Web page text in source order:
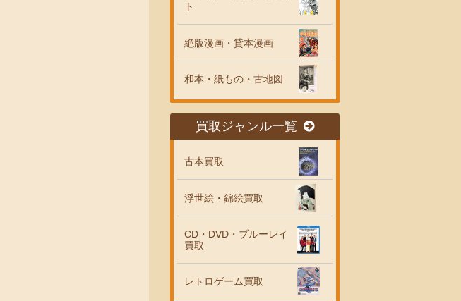
ト
絶版漫画・貸本漫画
和本・紙もの・古地図
買取ジャンル一覧
古本買取
浮世絵・錦絵買取
CD・DVD・ブルーレイ
買取
レトロゲーム買取